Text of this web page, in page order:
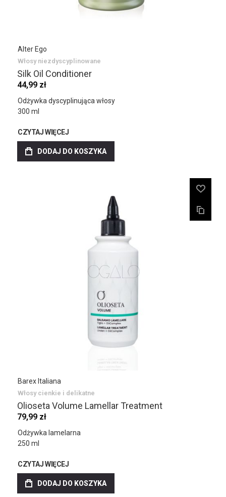
Alter Ego
Włosy niezdyscyplinowane
Silk Oil Conditioner
44,99 zł
Odżywka dyscyplinująca włosy
300 ml
CZYTAJ WIĘCEJ
DODAJ DO KOSZYKA
Barex Italiana
Włosy cienkie i delikatne
Olioseta Volume Lamellar Treatment
79,99 zł
Odżywka lamelarna
250 ml
CZYTAJ WIĘCEJ
DODAJ DO KOSZYKA